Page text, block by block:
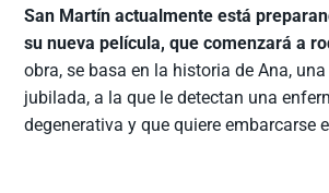
San Martín actualmente está
su nueva película, que comenzará a
obra, se basa en la historia de Ana,
jubilada, a la que le detectan una
degenerativa y que quiere embarcarse